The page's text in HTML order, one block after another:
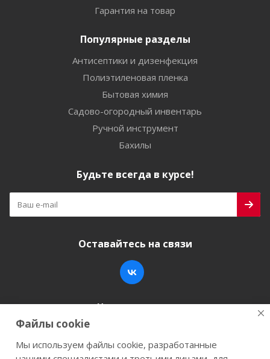
Гарантия на товар
Популярные разделы
Антисептики и дизенфекция
Полиэтиленовая пленка
Бытовая химия
Садово-огородный инвентарь
Ручной инструмент
Бахилы
Будьте всегда в курсе!
Оставайтесь на связи
Наши контакты
+7 (846) 200-05-15
Файлы cookie
Мы используем файлы cookie, разработанные